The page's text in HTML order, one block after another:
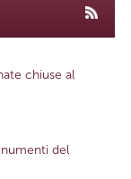
chiuse al
del